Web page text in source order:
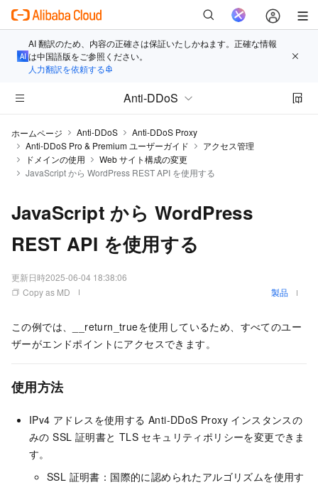
AI 翻訳のため、内容の正確さは保証いたしかねます。正確な情報
は中国語版をご参照ください。
人力翻訳を依頼する
Anti-DDoS
ホームページ Anti-DDoS
Anti-DDoS Proxy
Anti-DDoS Pro & Premium ユーザーガイド
アクセス管理
ドメインの使用
Web サイト構成の変更
JavaScript から WordPress REST API を使用する
JavaScript から WordPress
REST API を使用する
更新日時2025-06-04 18:38:06
Copy as MD
製品
この例では、__return_trueを使用しているため、すべてのユー
ザーがエンドポイントにアクセスできます。
使用方法
IPv4 アドレスを使用する Anti-DDoS Proxy インスタンスの
みの SSL 証明書と TLS セキュリティポリシーを変更できま
す。
SSL 証明書：国際的に認められたアルゴリズムを使用す